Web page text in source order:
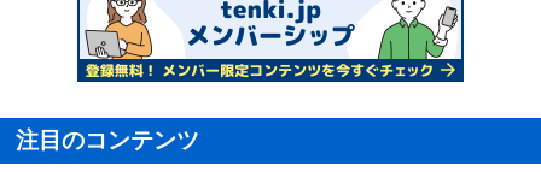
注目のコンテンツ